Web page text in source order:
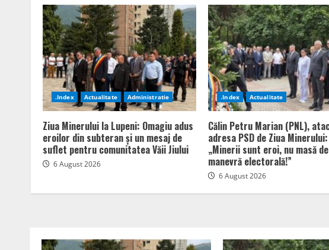
.Index Actualitate Administratie
Ziua Minerului la Lupeni: Omagiu adus
eroilor din subteran și un mesaj de
suflet pentru comunitatea Văii Jiului
6 August 2026
.Index Actualitate
Călin Petru Marian (PNL),
adresa PSD de Ziua Minerului:
„Minerii sunt eroi, nu masă de
manevră electorală!”
6 August 2026